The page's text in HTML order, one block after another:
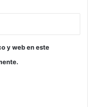
y web en este